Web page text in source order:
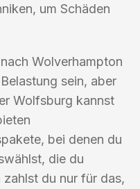
um Schäden
Wolverhampton
sein, aber
Wolfsburg kannst
bei denen du
die du
du nur für das,